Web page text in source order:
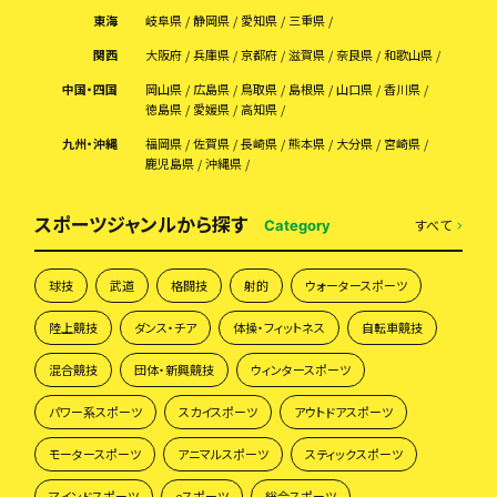
東海 岐阜県 静岡県 愛知県
三重県
関西
大阪府 兵庫県 京都府 滋賀県 奈良県
和歌山県
中国・四国
岡山県 広島県 鳥取県 島根県 山口県
香川県
徳島県
愛媛県
高知県
九州・沖縄
福岡県 佐賀県 長崎県 熊本県 大分県
宮崎県
鹿児島県
沖縄県
スポーツジャンルから探す Category すべて
球技 武道 格闘技 射的 ウォータースポーツ
陸上競技 ダンス・チア 体操・フィットネス 自転車競技
混合競技 団体・新興競技 ウィンタースポーツ
パワー系スポーツ スカイスポーツ アウトドアスポーツ
モータースポーツ アニマルスポーツ スティックスポーツ